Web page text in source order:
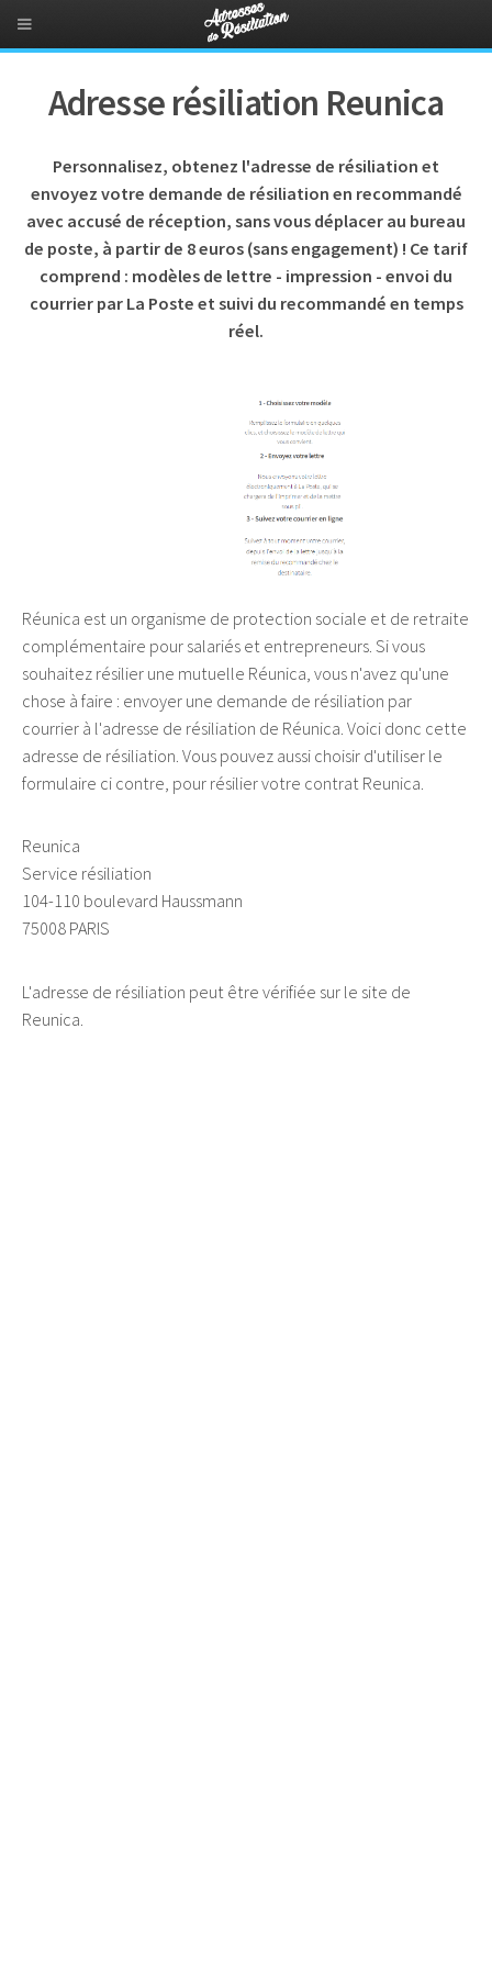
Adresse résiliation Reunica
Personnalisez, obtenez l'adresse de résiliation et
envoyez votre demande de résiliation en recommandé
avec accusé de réception, sans vous déplacer au bureau
de poste, à partir de 8 euros (sans engagement) ! Ce tarif
comprend : modèles de lettre - impression - envoi du
courrier par La Poste et suivi du recommandé en temps
réel.
Réunica est un organisme de protection sociale et de retraite
complémentaire pour salariés et entrepreneurs. Si vous
souhaitez résilier une mutuelle Réunica, vous n'avez qu'une
chose à faire : envoyer une demande de résiliation par
courrier à l'adresse de résiliation de Réunica. Voici donc cette
adresse de résiliation. Vous pouvez aussi choisir d'utiliser le
formulaire ci contre, pour résilier votre contrat Reunica.
Reunica
Service résiliation
104-110 boulevard Haussmann
75008 PARIS
L'adresse de résiliation peut être vérifiée sur le site de
Reunica.